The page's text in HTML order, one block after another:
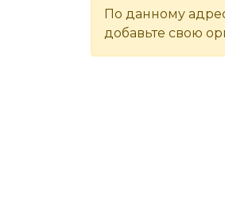
По данному
добавьте свою